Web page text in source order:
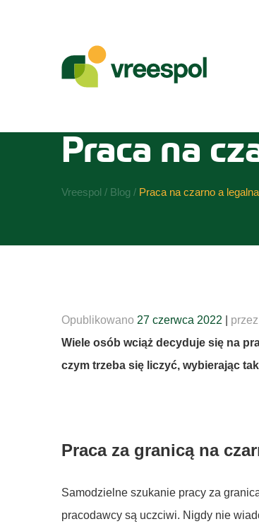
Praca na
Vreespol / Blog / Praca na czarno a
Opublikowano 27 czerwca 2022 przez
Wiele osób wciąż decyduje się na
czym trzeba się liczyć, wybierając
Praca za granicą na
Samodzielne szukanie pracy za
pracodawcy są uczciwi. Nigdy nie